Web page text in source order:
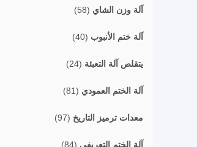
آلة وزن الشاي (58)
آلة ختم الأنبوب (40)
يتقلص آلة التعبئة (24)
آلة الختم العمودي (81)
معدات ترميز التاريخ (97)
آلة الختم التعريفي (84)